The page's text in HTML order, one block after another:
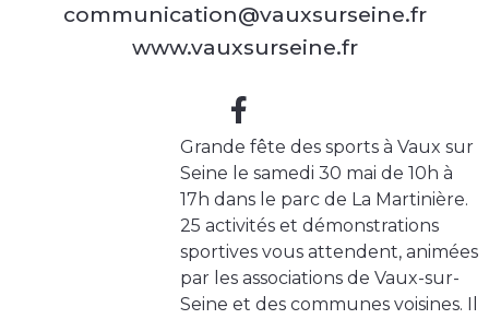
communication@vauxsurseine.fr
www.vauxsurseine.fr
Grande fête des sports à Vaux sur
Seine le samedi 30 mai de 10h à
17h dans le parc de La Martinière.
25 activités et démonstrations
sportives vous attendent, animées
par les associations de Vaux-sur-
Seine et des communes voisines. Il